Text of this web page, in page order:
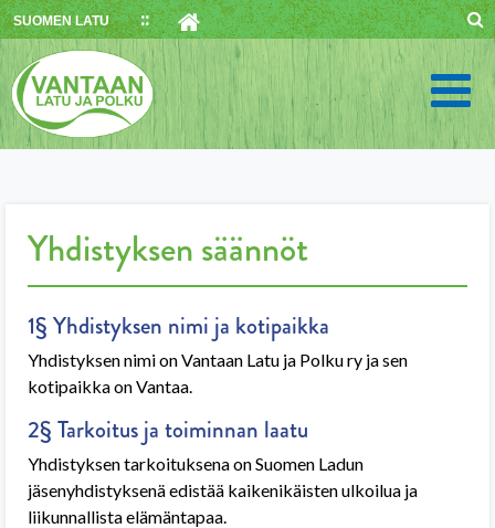
Skip
to
content
SUOMEN LATU
Yhdistyksen säännöt
1§ Yhdistyksen nimi ja kotipaikka
Yhdistyksen nimi on Vantaan Latu ja Polku ry ja sen
kotipaikka on Vantaa.
2§ Tarkoitus ja toiminnan laatu
Yhdistyksen tarkoituksena on Suomen Ladun
jäsenyhdistyksenä edistää kaikenikäisten ulkoilua ja
liikunnallista elämäntapaa.